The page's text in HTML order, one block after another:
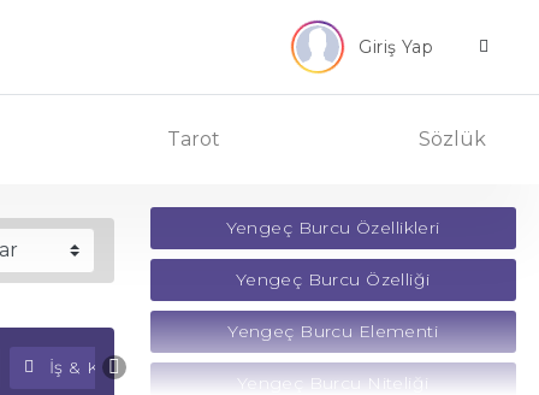
Giriş Yap
Tarot Sözlük
İş & Kariyer Falı Para Falı
Yengeç Burcu Özellikleri
Yengeç Burcu Özelliği
Yengeç Burcu Elementi
Yengeç Burcu Niteliği